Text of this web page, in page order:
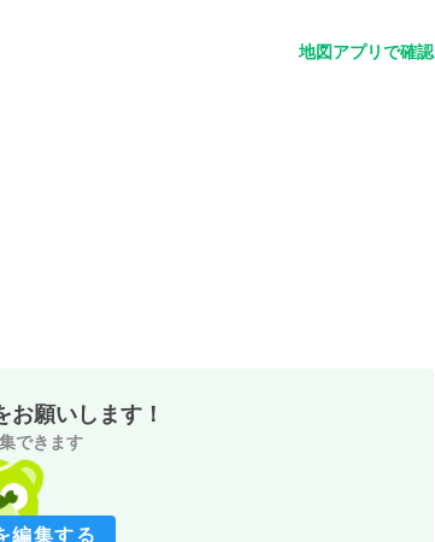
地図アプリで確認
お願いします！
できます
編集する